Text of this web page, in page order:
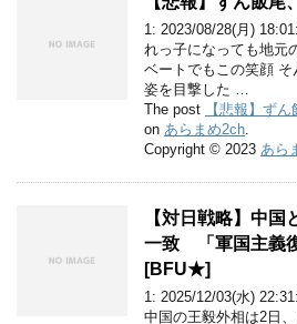
1: 2023/08/28(月)
れっ子になっても地元
ベートでもこの笑顔
姿を目撃した …
The post
【悲報】ず
on あらまめ2ch.
Copyright © 2023 あら
【対日戦略】中
一致 「軍国主義
[BFU★]
1: 2025/12/03(水)
中国の王毅外相は2日